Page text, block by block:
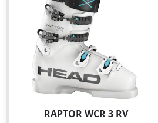
RAPTOR WCR 3 RV